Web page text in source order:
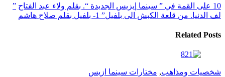
10 على القمة في ” سينما إيزيس الجديدة “. بقلم ولاء عبد الفتاح
”
لف الدنيا. من قلعة الكبش الى بلفيل” 1- بلفيل بقلم صلاح هاشم
Related Posts
شخصيات ومذاهب, مختارات سينما ازيس